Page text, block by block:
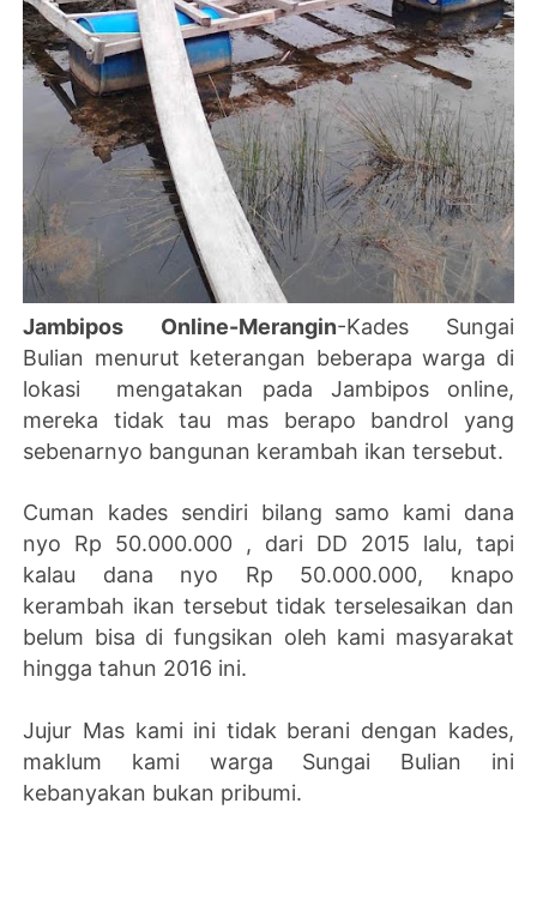
Jambipos Online-Merangin-Kades Sungai
Bulian menurut keterangan beberapa warga di
lokasi mengatakan pada Jambipos online,
mereka tidak tau mas berapo bandrol yang
sebenarnyo bangunan kerambah ikan tersebut.
Cuman kades sendiri bilang samo kami dana
nyo Rp 50.000.000 , dari DD 2015 lalu, tapi
kalau dana nyo Rp 50.000.000, knapo
kerambah ikan tersebut tidak terselesaikan dan
belum bisa di fungsikan oleh kami masyarakat
hingga tahun 2016 ini.
Jujur Mas kami ini tidak berani dengan kades,
maklum kami warga Sungai Bulian ini
kebanyakan bukan pribumi.